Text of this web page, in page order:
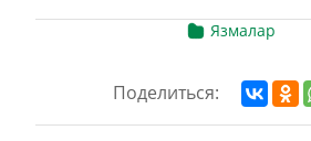
Язмалар
Поделиться: